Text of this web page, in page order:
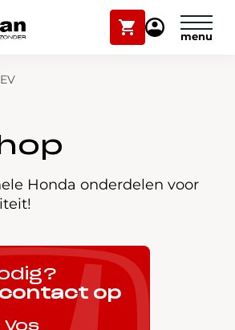
Winkelwagen
Mijn
Plan onderhoud
Mijn Honda Welman
Honda onderdelen voor
contact op